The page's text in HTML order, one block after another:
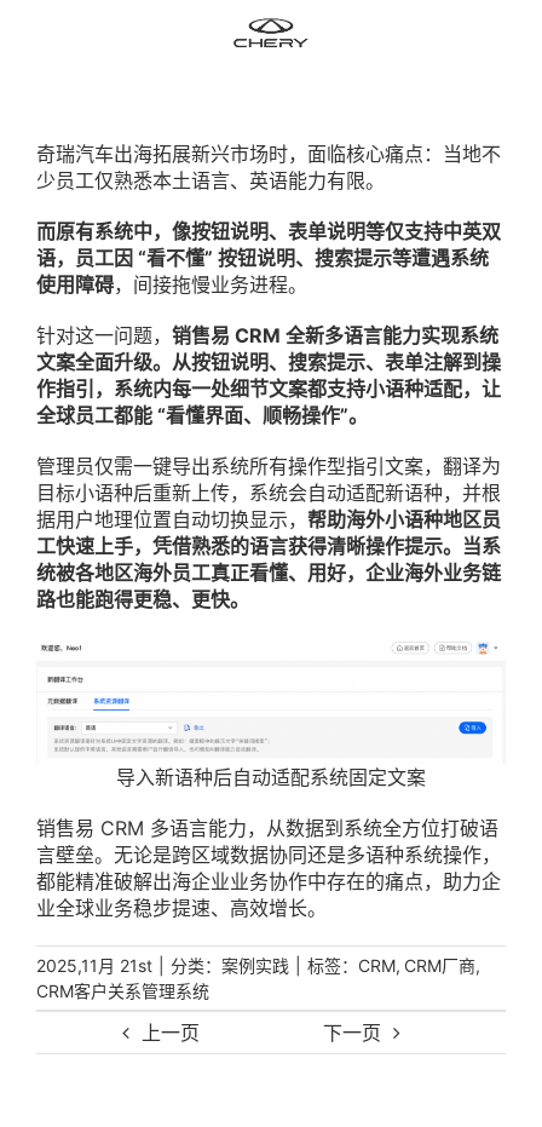
上一页 下一页
奇瑞汽车出海拓展新兴市场时，面临核心痛点：当地不
少员工仅熟悉本土语言、英语能力有限。
而原有系统中，像按钮说明、表单说明等仅支持中英双
语，员工因 “看不懂” 按钮说明、搜索提示等遭遇系统
使用障碍，间接拖慢业务进程。
针对这一问题， 销售易 CRM 全新多语言能力实现系统
文案全面升级。从按钮说明、搜索提示、表单注解到操
作指引，系统内每一处细节文案都支持小语种适配，让
全球员工都能 “看懂界面、顺畅操作”。
管理员仅需一键导出系统所有操作型指引文案，翻译为
目标小语种后重新上传，系统会自动适配新语种，并根
据用户地理位置自动切换显示， 帮助海外小语种地区员
工快速上手，凭借熟悉的语言获得清晰操作提示。当系
统被各地区海外员工真正看懂、用好，企业海外业务链
路也能跑得更稳、更快。
导入新语种后自动适配系统固定文案
销售易 CRM 多语言能力，从数据到系统全方位打破语
言壁垒。无论是跨区域数据协同还是多语种系统操作，
都能精准破解出海企业业务协作中存在的痛点，助力企
业全球业务稳步提速、高效增长。
2025,11月 21st | 分类： 案例实践 | 标签： CRM, CRM厂商,
CRM客户关系管理系统